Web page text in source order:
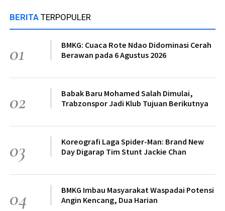
BERITA TERPOPULER
01
BMKG: Cuaca Rote Ndao Didominasi Cerah
Berawan pada 6 Agustus 2026
02
Babak Baru Mohamed Salah Dimulai,
Trabzonspor Jadi Klub Tujuan Berikutnya
03
Koreografi Laga Spider-Man: Brand New
Day Digarap Tim Stunt Jackie Chan
04
BMKG Imbau Masyarakat Waspadai Potensi
Angin Kencang, Dua Harian